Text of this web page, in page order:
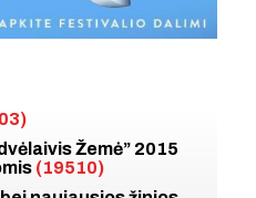
Žemė” 2015
(19510)